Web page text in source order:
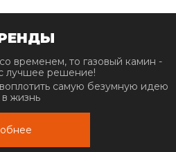
временем, то газовый камин -
лучшее решение!
самую безумную идею
в жизнь